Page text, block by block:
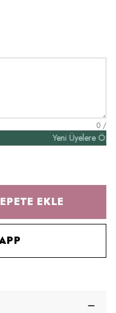
0 /
Yeni Üyelere Özel
EKLE